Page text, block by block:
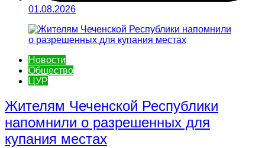
01.08.2026
Новости
Общество
ЦУР
Жителям Чеченской Республики
напомнили о разрешенных для
купания местах